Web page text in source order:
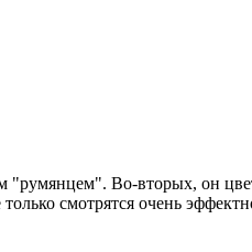
Во-вторых, он
смотрятся очень